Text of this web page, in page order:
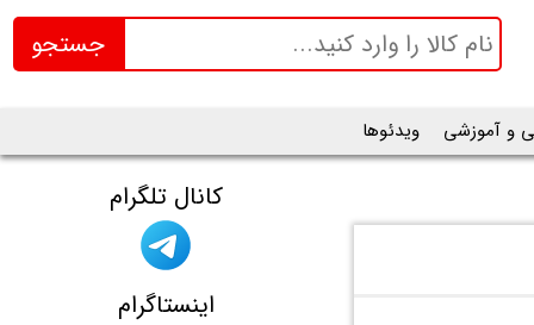
جستجو
و آموزشی ویدئوها
کانال تلگرام
اینستاگرام